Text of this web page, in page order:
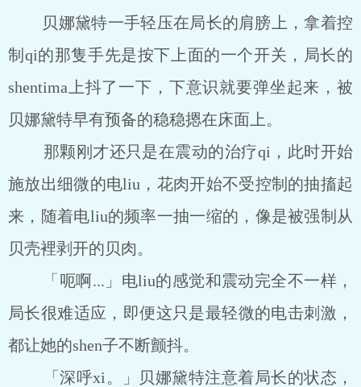
贝娜黛特一手轻压在局长的肩膀上，拿着控
制qi的那隻手先是按下上面的一个开关，局长的
shentima上抖了一下，下意识就要弹坐起来，被
贝娜黛特早有预备的稳稳摁在床面上。
那颗刚才还只是在震动的治疗qi，此时开始
施放出细微的电liu，花肉开始不受控制的抽搐起
来，随着电liu的频率一抽一缩的，像是被强制从
贝壳裡剥开的贝肉。
「呃啊...」电liu的感觉和震动完全不一样，
局长很难适应，即便这只是最轻微的电击刺激，
都让她的shen子不断颤抖。
「深呼xi。」贝娜黛特注意着局长的状态，